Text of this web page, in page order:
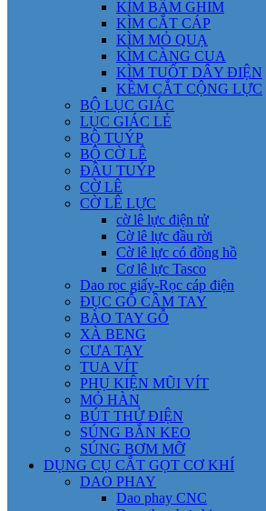
KÌM BẤM GHIM
KÌM CẮT CÁP
KÌM MỎ QUẠ
KÌM CÀNG CUA
KÌM TUỐT DÂY ĐIỆN
KỀM CẮT CỘNG LỰC
BỘ LỤC GIÁC
LỤC GIÁC LẺ
BỘ TUÝP
BỘ CỜ LÊ
ĐẦU TUÝP
CỜ LÊ
CỜ LÊ LỰC
cờ lê lực điện tử
Cờ lê lực đầu rời
Cờ lê lực có đồng hồ
Cơ lê lực Tasco
Dao rọc giấy-Rọc cáp điện
ĐỤC GỖ CẦM TAY
BÀO TAY GỖ
XÀ BENG
CƯA TAY
TUA VÍT
PHỤ KIỆN MŨI VÍT
MỎ HÀN
BÚT THỬ ĐIỆN
SÚNG BẮN KEO
SÚNG BƠM MỠ
DỤNG CỤ CẮT GỌT CƠ KHÍ
DAO PHAY
Dao phay CNC